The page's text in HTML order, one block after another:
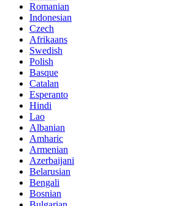
Romanian
Indonesian
Czech
Afrikaans
Swedish
Polish
Basque
Catalan
Esperanto
Hindi
Lao
Albanian
Amharic
Armenian
Azerbaijani
Belarusian
Bengali
Bosnian